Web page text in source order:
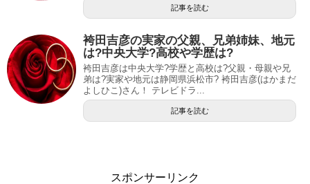
記事を読む
袴田吉彦の実家の父親、兄弟姉妹、地元
は?中央大学?高校や学歴は?
袴田吉彦は中央大学?学歴と高校は?父親・母親や兄
弟は?実家や地元は静岡県浜松市? 袴田吉彦(はかまだ
よしひこ)さん！ テレビドラ...
記事を読む
スポンサーリンク